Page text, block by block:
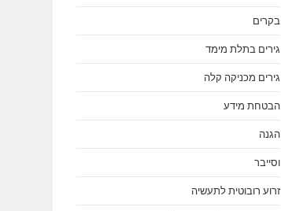
בקרים
גירים בתלת מימד
גירים מכניקה קלה
הבטחת מידע
הגנה
וסייבר
זרוע רובוטית לתעשיה